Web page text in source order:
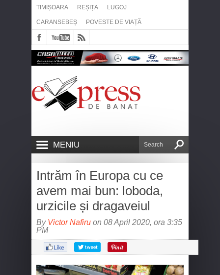
TIMIȘOARA REȘIȚA LUGOJ
CARANSEBEȘ POVESTE DE VIAȚĂ
MENIU
Intrăm în Europa cu ce
avem mai bun: loboda,
urzicile și dragaveiul
By Victor Nafiru on 08 April 2020, ora 3:35
PM